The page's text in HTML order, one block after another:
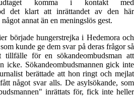
komma i kontakt med
det klart att inrättandet av den här
annat än en meningslös gest.
började hungerstrejka i Hedemora och
kunde ge dem svar på deras frågor så
för en sökandeombudsman att
icke. Sökandeombudsmannen gick inte
berättade att hon ringt och mejlat
något svar alls. De asylsökande, som
inrättats för, fick inte heller